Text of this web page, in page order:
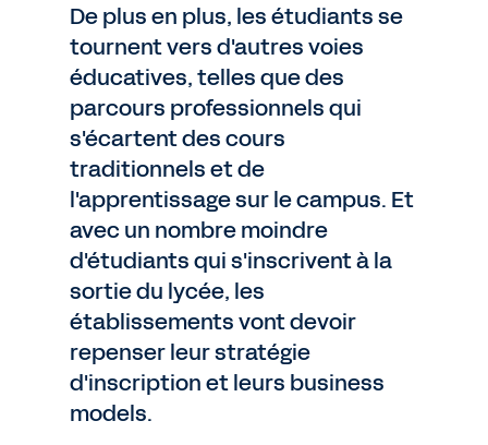
De plus en plus, les étudiants se
tournent vers d'autres voies
éducatives, telles que des
parcours professionnels qui
s'écartent des cours
traditionnels et de
l'apprentissage sur le campus. Et
avec un nombre moindre
d'étudiants qui s'inscrivent à la
sortie du lycée, les
établissements vont devoir
repenser leur stratégie
d'inscription et leurs business
models.